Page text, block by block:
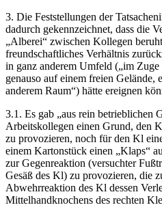
3. Die Feststellungen der
dadurch gekennzeichnet, dass die
„Alberei“ zwischen Kollegen
freundschaftliches Verhältnis
in ganz anderem Umfeld („im Zuge
genauso auf einem freien Gelände,
anderem Raum“) hätte ereignen
3.1. Es gab „aus rein betrieblichen
Arbeitskollegen einen Grund, den
zu provozieren, noch für den Kl
einem Kartonstück einen „Klaps“
zur Gegenreaktion (versuchter
Gesäß des Kl) zu provozieren, die
Abwehrreaktion des Kl dessen
Mittelhandknochens des rechten